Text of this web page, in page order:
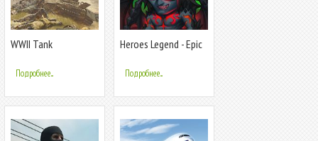
WWII Tank
Подробнее...
Heroes Legend - Epic
Подробнее...